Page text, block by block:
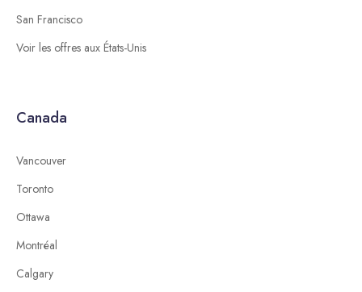
San Francisco
Voir les offres aux États-Unis
Canada
Vancouver
Toronto
Ottawa
Montréal
Calgary